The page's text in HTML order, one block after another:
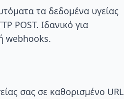
τα δεδομένα υγείας
POST. Ιδανικό για
webhooks.
σας σε καθορισμένο URL